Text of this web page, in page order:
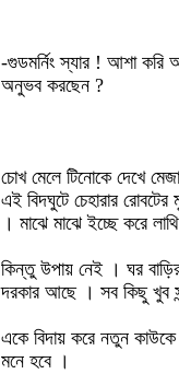
-গুডমর্নিং স্যার ! আশা
অনুভব করছেন ?
চোখ মেলে টিনোকে দেখে
এই বিদঘুটে চেহারার
। মাঝে মাঝে ইচ্ছে করে
কিন্তু উপায় নেই । ঘর
দরকার আছে । সব কিছু খুব
একে বিদায় করে নতুন
মনে হবে ।